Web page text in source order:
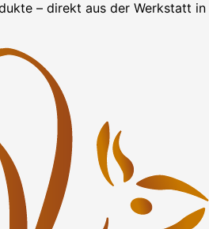
– direkt aus der Werkstatt in